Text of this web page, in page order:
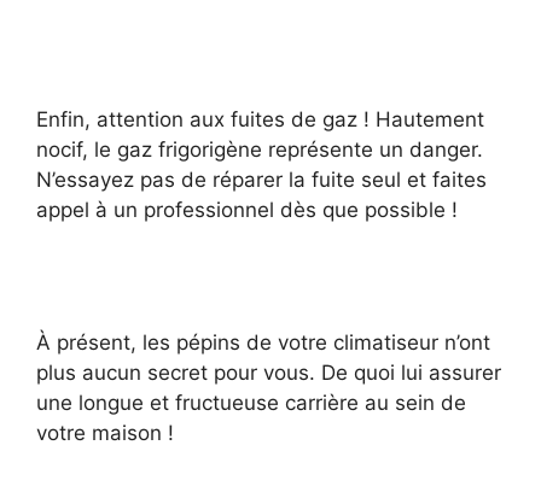
Enfin, attention aux fuites de gaz ! Hautement
nocif, le gaz frigorigène représente un danger.
N’essayez pas de réparer la fuite seul et faites
appel à un professionnel dès que possible !
À présent, les pépins de votre climatiseur n’ont
plus aucun secret pour vous. De quoi lui assurer
une longue et fructueuse carrière au sein de
votre maison !